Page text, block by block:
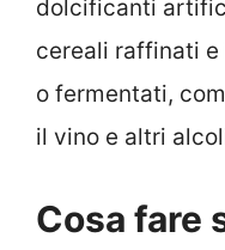
dolcificanti
cereali raffinati
o fermentati,
il vino e altri
Cosa fare